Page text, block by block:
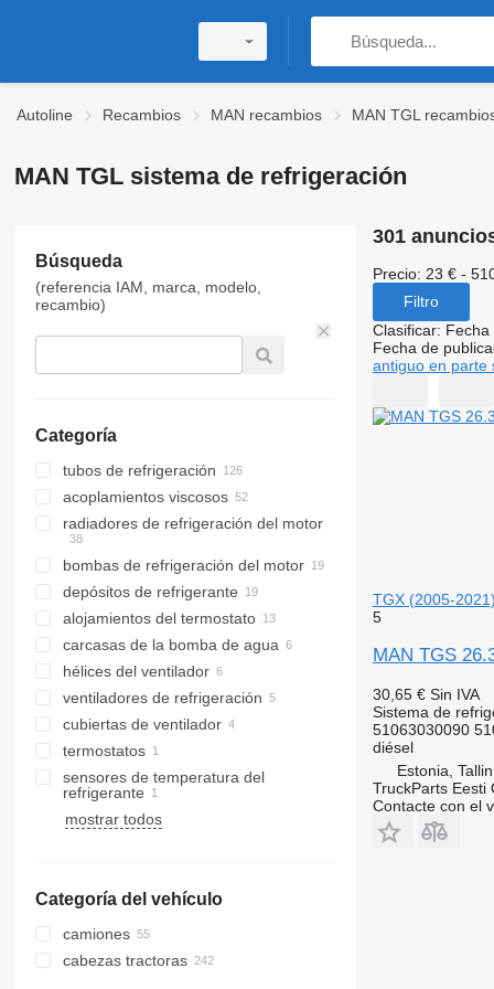
Autoline Recambios MAN recambios MAN TGL
MAN TGL sistema de refrigeración
Búsqueda
(referencia IAM, marca, modelo,
recambio)
Categoría
tubos de refrigeración
acoplamientos viscosos
radiadores de refrigeración del motor
bombas de refrigeración del motor
depósitos de refrigerante
alojamientos del termostato
carcasas de la bomba de agua
hélices del ventilador
ventiladores de refrigeración
cubiertas de ventilador
termostatos
sensores de temperatura del
refrigerante
mostrar todos
Categoría del vehículo
camiones
cabezas tractoras
301
Precio: 23 € -
Filtro
Clasificar: Fecha
Fecha de
antiguo en parte
TGX (2005-
5
MAN TGS
30,65 € Sin IVA
Sistema de
51063030090
diésel
Estonia,
TruckParts Eesti
Contacte con el